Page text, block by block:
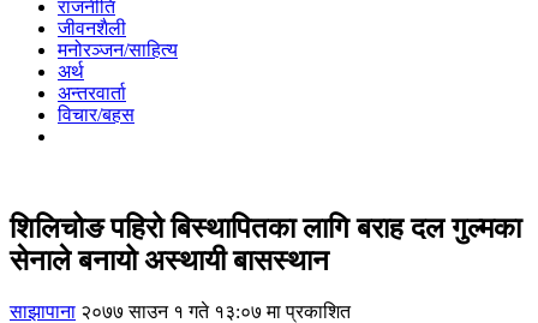
राजनीति
जीवनशैली
मनोरञ्जन/साहित्य
अर्थ
अन्तरवार्ता
विचार/बहस
शिलिचोङ पहिरो बिस्थापितका लागि बराह दल गुल्मका
सेनाले बनायो अस्थायी बासस्थान
साझापाना २०७७ साउन १ गते १३:०७ मा प्रकाशित